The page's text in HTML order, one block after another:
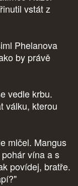
vstát z
Phelanova
by právě
vedle krbu.
válku, kterou
mlčel. Mangus
vína a s
povídej, bratře.